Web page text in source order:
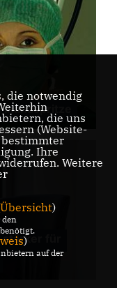
für
die notwendig
die uns
(Website-
bestimmter
Ihre
Weitere
Übersicht)
)
auf der